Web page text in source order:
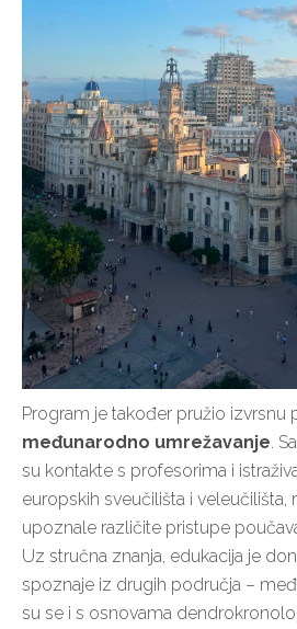
Program je također pružio izvrsnu
međunarodno umrežavanje.
su kontakte s profesorima i
europskih sveučilišta i veleučilišta,
upoznale različite pristupe
Uz stručna znanja, edukacija je
spoznaje iz drugih područja –
su se i s osnovama